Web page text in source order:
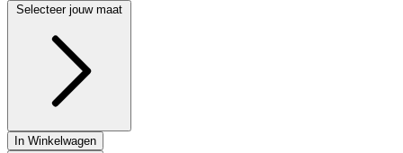
Selecteer jouw maat
In Winkelwagen